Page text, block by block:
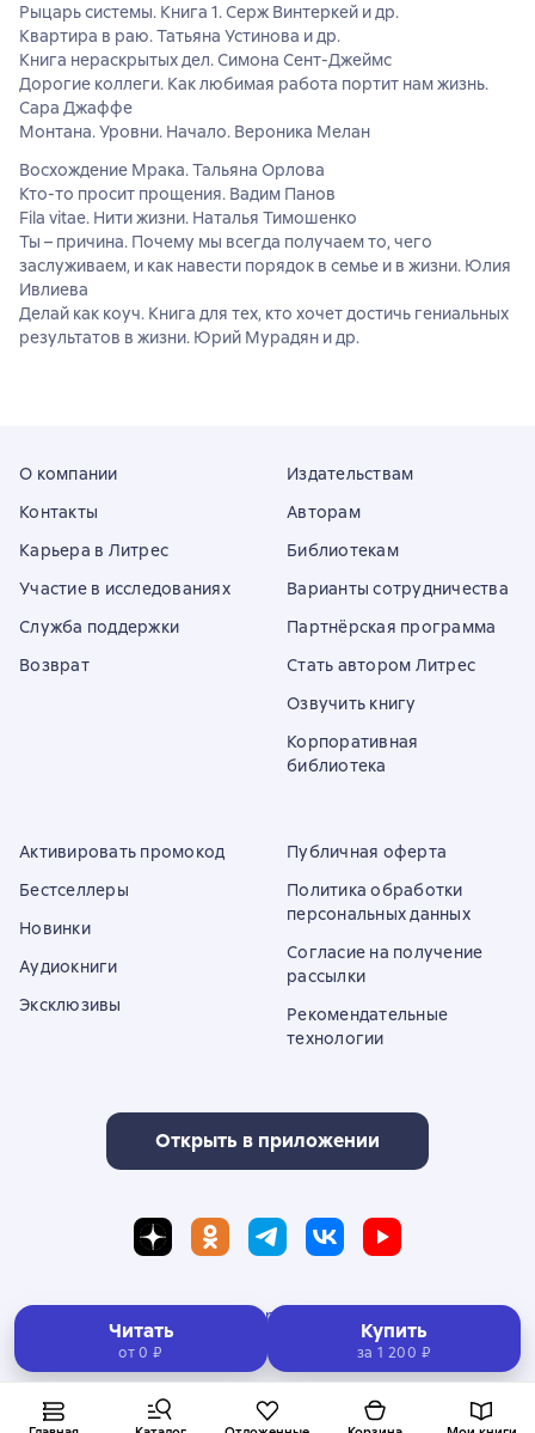
Читать
от 0 ₽
Купить
за 1 200 ₽
Рыцарь системы. Книга 1. Серж Винтеркей и др.
Квартира в раю. Татьяна Устинова и др.
Книга нераскрытых дел. Симона Сент-Джеймс
Дорогие коллеги. Как любимая работа портит нам жизнь.
Сара Джаффе
Монтана. Уровни. Начало. Вероника Мелан
Восхождение Мрака. Тальяна Орлова
Кто-то просит прощения. Вадим Панов
Fila vitae. Нити жизни. Наталья Тимошенко
Ты – причина. Почему мы всегда получаем то, чего
заслуживаем, и как навести порядок в семье и в жизни. Юлия
Ивлиева
Делай как коуч. Книга для тех, кто хочет достичь гениальных
результатов в жизни. Юрий Мурадян и др.
О компании
Контакты
Карьера в Литрес
Участие в исследованиях
Служба поддержки
Возврат
Издательствам
Авторам
Библиотекам
Варианты сотрудничества
Партнёрская программа
Стать автором Литрес
Озвучить книгу
Корпоративная
библиотека
Активировать промокод
Бестселлеры
Новинки
Аудиокниги
Эксклюзивы
Публичная оферта
Политика обработки
персональных данных
Согласие на получение
рассылки
Рекомендательные
технологии
Открыть в приложении
Полная версия сайта